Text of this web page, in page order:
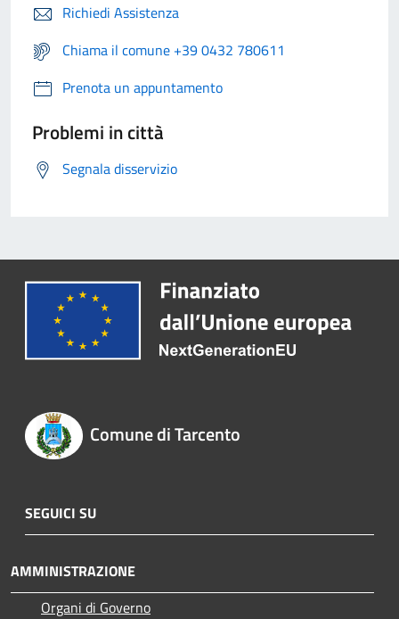
Richiedi Assistenza
Chiama il comune +39 0432 780611
Prenota un appuntamento
Problemi in città
Segnala disservizio
Comune di Tarcento
SEGUICI SU
AMMINISTRAZIONE
Organi di Governo